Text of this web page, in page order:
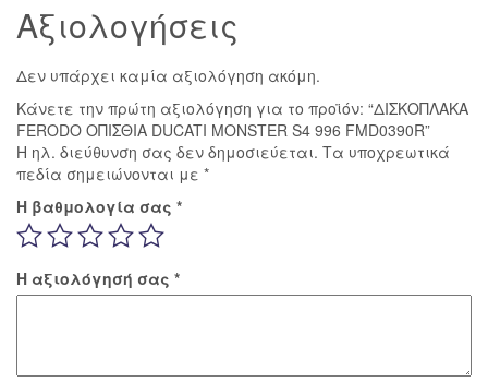
Αξιολογήσεις
Δεν υπάρχει καμία αξιολόγηση ακόμη.
Κάνετε την πρώτη αξιολόγηση για το προϊόν: “ΔΙΣΚΟΠΛΑΚΑ
FERODO ΟΠΙΣΘΙΑ DUCATI MONSTER S4 996 FMD0390R”
Η ηλ. διεύθυνση σας δεν δημοσιεύεται. Τα υποχρεωτικά
πεδία σημειώνονται με *
Η βαθμολογία σας *
Η αξιολόγησή σας *